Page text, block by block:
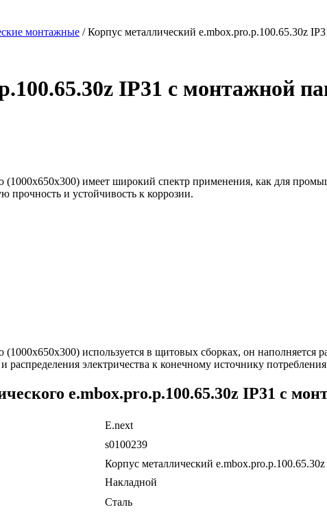
монтажные / Корпус металлический e.mbox.pro.p.100.65.30z
IP31 с монтажной
имеет широкий спектр применения, как для
прочность и устойчивость к коррозии.
используется в щитовых сборках, он
электричества к конечному источнику
e.mbox.pro.p.100.65.30z IP31 с
E.next
s0100239
Корпус металлический
Накладной
Сталь